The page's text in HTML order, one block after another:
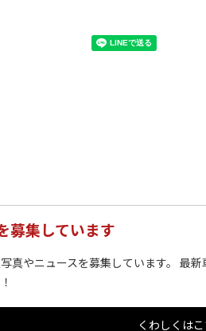
募集しています
真やニュースを募集しています。 最
くわしくは